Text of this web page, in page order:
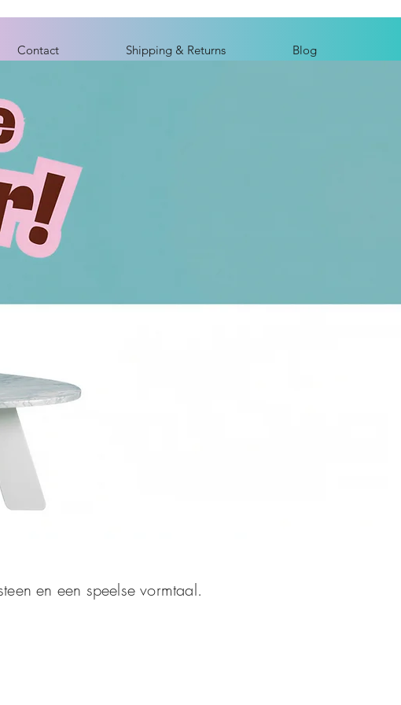
Contact Shipping & Returns Blog
en een speelse vormtaal.